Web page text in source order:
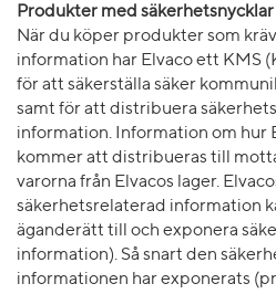
Produkter med säkerhetsnycklar
När du köper produkter som
information har Elvaco ett KMS
för att säkerställa säker
samt för att distribuera
information. Information om hur
kommer att distribueras till
varorna från Elvacos lager.
säkerhetsrelaterad information
äganderätt till och exponera
information). Så snart den
informationen har exponerats